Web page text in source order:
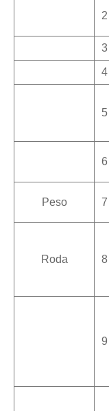
2
3
4
5
6
Peso 7
Roda 8
9